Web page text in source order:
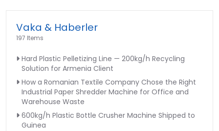
Vaka & Haberler
197 Items
Hard Plastic Pelletizing Line — 200kg/h Recycling
Solution for Armenia Client
How a Romanian Textile Company Chose the Right
Industrial Paper Shredder Machine for Office and
Warehouse Waste
600kg/h Plastic Bottle Crusher Machine Shipped to
Guinea